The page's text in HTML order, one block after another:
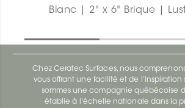
Blanc | 2" x 6" Brique |
Chez Ceratec Surfaces, nous
vous offrant une facilité et de l’inspiration
sommes une compagnie québécoise
établie à l'échelle nationale dans la